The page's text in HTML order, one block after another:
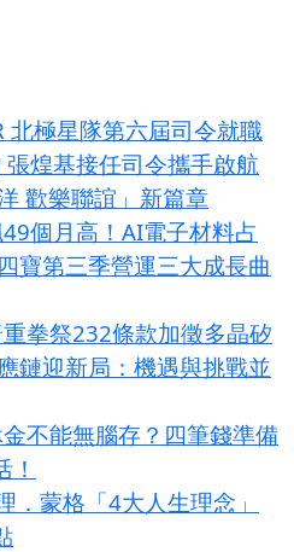
北極星隊第六屆司令就職
煌基接任司令攜手啟航
歡樂聯誼」新篇章
49個月高！AI電子材料占
寶第三季營運三大成長曲
重拳祭232條款加徵多晶矽
鏈迎新局：機遇與挑戰並
金不能無腦存？四筆錢準備
．蒙格「4大人生理念」